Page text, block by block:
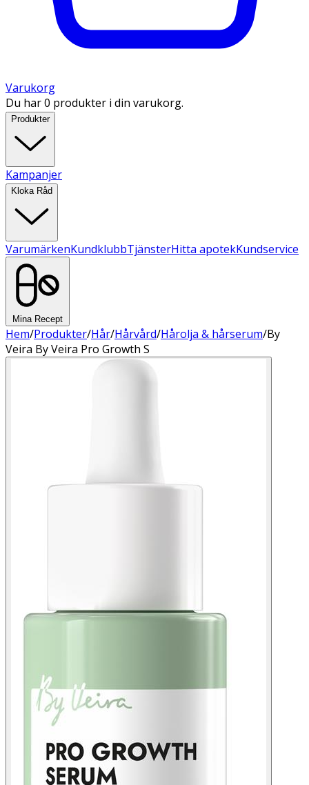
Varukorg
Du har 0 produkter i din varukorg.
Produkter
Kampanjer
Kloka Råd
VarumärkenKundklubbTjänsterHitta apotekKundservice
Mina Recept
Hem/Produkter/Hår/Hårvård/Hårolja & hårserum/By
Veira By Veira Pro Growth S